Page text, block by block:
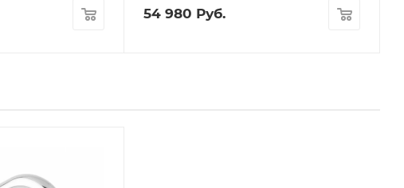
54 980 Руб.